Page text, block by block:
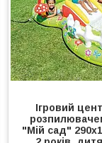
Ігровий
"Мій сад"